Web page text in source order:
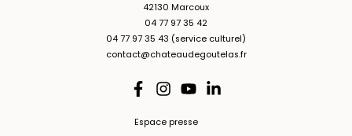
42130 Marcoux
04 77 97 35 42
04 77 97 35 43 (service culturel)
contact@chateaudegoutelas.fr
Espace presse